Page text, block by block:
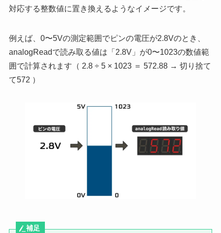
対応する整数値に置き換えるようなイメージです。
例えば、0〜5Vの測定範囲でピンの電圧が2.8Vのとき、
analogReadで読み取る値は「2.8V」が0〜1023の数値範
囲で計算されます（ 2.8 ÷ 5 × 1023 ＝ 572.88 → 切り捨て
て572 ）
補足